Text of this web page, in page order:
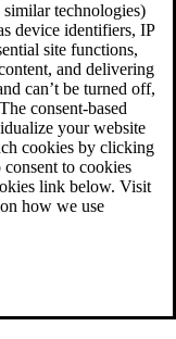
technologies)
device identifiers, IP
site functions,
and delivering
can’t be turned off,
consent-based
your website
cookies by clicking
to cookies
link below. Visit
how we use